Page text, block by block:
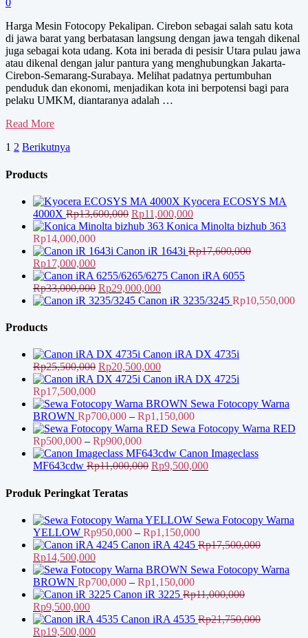
0
Harga Mesin Fotocopy Pekalipan. Cirebon sebagai salah satu kota
di jawa barat yang berbatasan langsung dengan jawa tengah dikenal
juga sebagai kota udang. Kota ini berada di pesisir Utara pulau jawa
atau dikenal dengan jalur pantura yang menghubungkan Jakarta-
Cirebon-Semarang-Surabaya. Melihat padatnya pertumbuhan
penduduk dan ekonomi, menjadikan kota ini berpotensi bagi para
pelaku UMKM, diantaranya adalah …
Harga
Fotocopy
Read More
Paginasi
pos
1 2 Berikutnya
Products
Kyocera ECOSYS MA
4000X Rp13,600,000 Harga
aslinya
Rp13,600,000.
Rp11,000,000Harga
saat
adalah:
Konica Minolta bizhub 363
Rp14,000,000
Canon iR 1643i Rp17,600,000
Harga
aslinya
adalah:
Rp17,600,000.
Rp17,000,000Harga
saat
ini
adalah:
Canon iRA 6055
Rp33,000,000 Harga
aslinya
Rp29,000,000Harga
saat
Canon iR 3235/3245 Rp10,550,000
Products
Canon iRA DX 4735i
Rp25,500,000 Harga
aslinya
Rp25,500,000.
Rp20,500,000Harga
saat
adalah:
Rp20,500,000.
Canon iRA DX 4725i
Rp17,500,000
Sewa Fotocopy Warna
BROWN Rp700,000 – Rp1,150,000Rentang
harga:
hingga
Rp1,150,000
Sewa Fotocopy Warna RED
Rp500,000 – Rp900,000Rentang
harga:
Rp500,000
Canon Imageclass
MF643cdw Rp11,000,000 Harga
Rp9,500,000Harga
Rp9,500,000.
Produk Peringkat Teratas
Sewa Fotocopy Warna
YELLOW Rp950,000 – Rp1,150,000Rentang
harga:
hingga
Canon iRA 4245 Rp17,500,000
Harga
aslinya
adalah:
Rp17,500,000.
Rp14,500,000Harga
saat
ini
adalah:
Sewa Fotocopy Warna
BROWN Rp700,000 – Rp1,150,000Rentang
harga:
hingga
Canon iR 3225 Rp11,000,000
Harga
aslinya
adalah:
Rp9,500,000Harga
saat
ini
Canon iRA 4535 Rp21,750,000
Harga
Rp19,500,000Harga